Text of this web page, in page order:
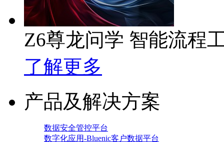
Z6尊龙问学 智能流程
了解更多
产品及解决方案
数据安全管控平台
数字化应用-Bluenic客户数据平台